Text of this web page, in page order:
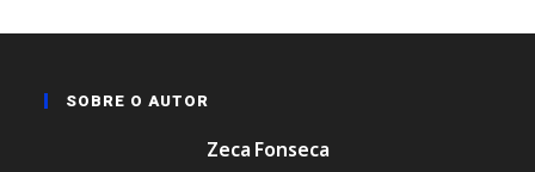
SOBRE O AUTOR
Zeca Fonseca